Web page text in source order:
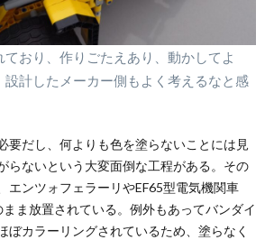
おり、作りごたえあり、動かしてよ
設計したメーカー側もよく考えるなと感
要だし、何よりも色を塗らないことには見
らないという大変面倒な工程がある。その
エンツォフェラーリやEF65型電気機関車
まま放置されている。例外もあってバンダイ
ぼカラーリングされているため、塗らなく